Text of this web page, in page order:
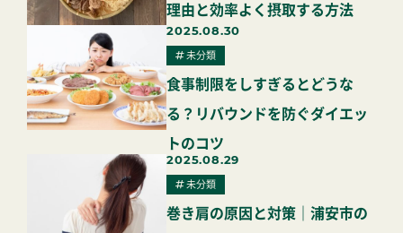
理由と効率よく摂取する方法
2025.08.30
未分類
食事制限をしすぎるとどうな
る？リバウンドを防ぐダイエッ
トのコツ
2025.08.29
未分類
巻き肩の原因と対策｜浦安市の